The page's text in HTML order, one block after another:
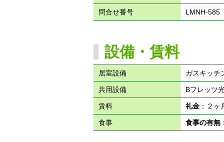
問合せ番号 LMNH-585
設備・賃料
居室設備 ガスキッチ
共用設備 Bフレッツ
賃料 礼金：２
食事 食事の有無